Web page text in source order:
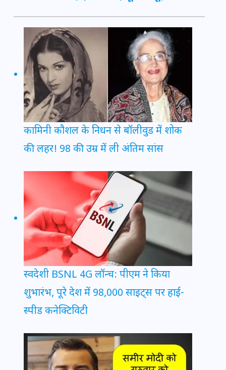
कामिनी कौशल के निधन से बॉलीवुड में शोक
की लहर! 98 की उम्र में ली अंतिम सांस
स्वदेशी BSNL 4G लॉन्च: पीएम ने किया
शुभारंभ, पूरे देश में 98,000 साइट्स पर हाई-
स्पीड कनेक्टिविटी